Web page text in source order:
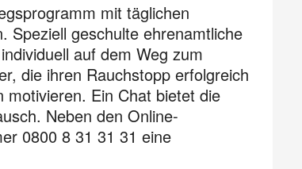
mit täglichen
Speziell geschulte ehrenamtliche
auf dem Weg zum
die ihren Rauchstopp erfolgreich
Ein Chat bietet die
Neben den Online-
0800 8 31 31 31 eine